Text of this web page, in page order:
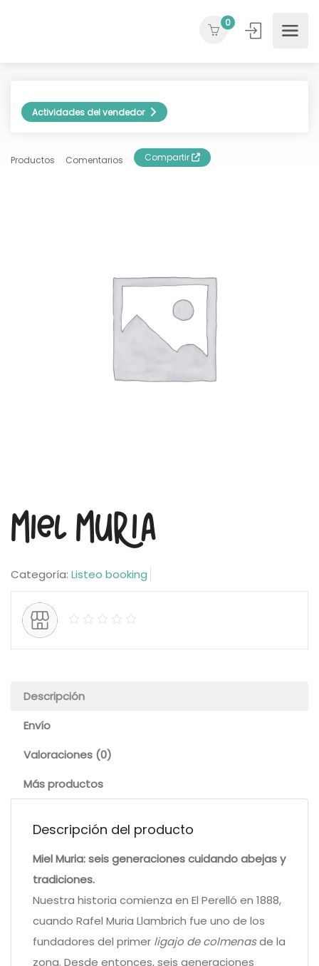
0
Actividades del vendedor
Productos Comentarios Compartir
Miel Muria
Categoría: Listeo booking
Descripción
Envío
Valoraciones (0)
Más productos
Descripción del producto
Miel Muria: seis generaciones cuidando abejas y
tradiciones.
Nuestra historia comienza en El Perelló en 1888,
cuando Rafel Muria Llambrich fue uno de los
fundadores del primer ligajo de colmenasde la
zona. Desde entonces, seis generaciones